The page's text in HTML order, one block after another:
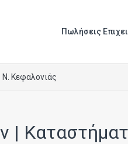
Πωλήσεις
Ν. Κεφαλονιάς
|